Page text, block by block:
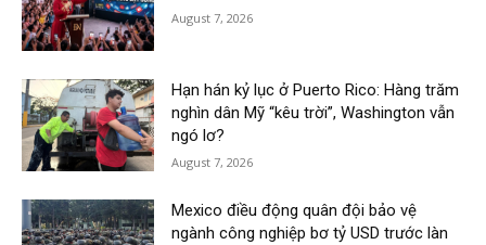
August 7, 2026
Hạn hán kỷ lục ở Puerto Rico: Hàng trăm
nghìn dân Mỹ “kêu trời”, Washington vẫn
ngó lơ?
August 7, 2026
Mexico điều động quân đội bảo vệ
ngành công nghiệp bơ tỷ USD trước làn